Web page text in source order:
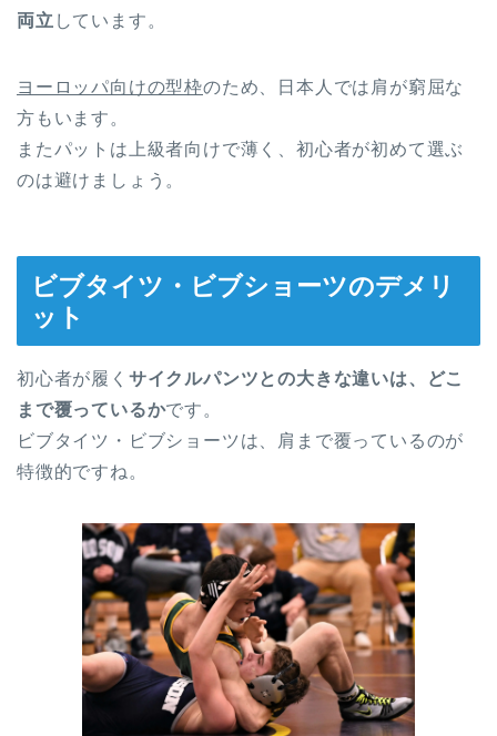
両立 しています。
ヨーロッパ向けの型枠のため、日本人では肩が窮屈な
方もいます。
またパットは上級者向けで薄く、初心者が初めて選ぶ
のは避けましょう。
ビブタイツ・ビブショーツのデメリ
ット
初心者が履く サイクルパンツとの大きな違いは、どこ
まで覆っているかです。
ビブタイツ・ビブショーツは、肩まで覆っているのが
特徴的ですね。